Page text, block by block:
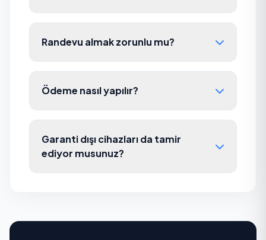
Randevu almak zorunlu mu?
Ödeme nasıl yapılır?
Garanti dışı cihazları da tamir
ediyor musunuz?